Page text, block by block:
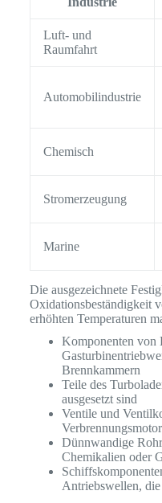
Luft- und
Raumfahrt
Automobilindustrie
Chemisch
Stromerzeugung
Marine
Die ausgezeichnete
Oxidationsbeständigkeit
erhöhten Temperaturen
Komponenten von
Brennkammern
Teile des
ausgesetzt sind
Ventile und
Dünnwandige
Chemikalien oder
Antriebswellen,